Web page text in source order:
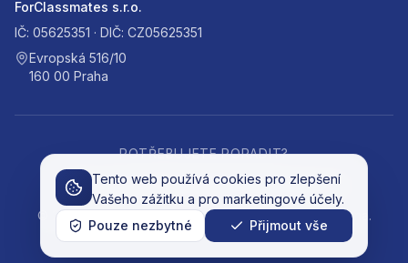
ForClassmates s.r.o.
IČ: 05625351 · DIČ: CZ05625351
Evropská 516/10
160 00 Praha
POTŘEBUJETE PORADIT?
podpora@inovativni-sborovna.cz
© 2026Inovativní sborovna. Všechna práva vyhrazena.
Tento web používá cookies pro zlepšení
Vašeho zážitku a pro marketingové účely.
Pouze nezbytné
Přijmout vše